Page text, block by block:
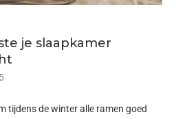
je slaapkamer
tijdens de winter alle ramen goed